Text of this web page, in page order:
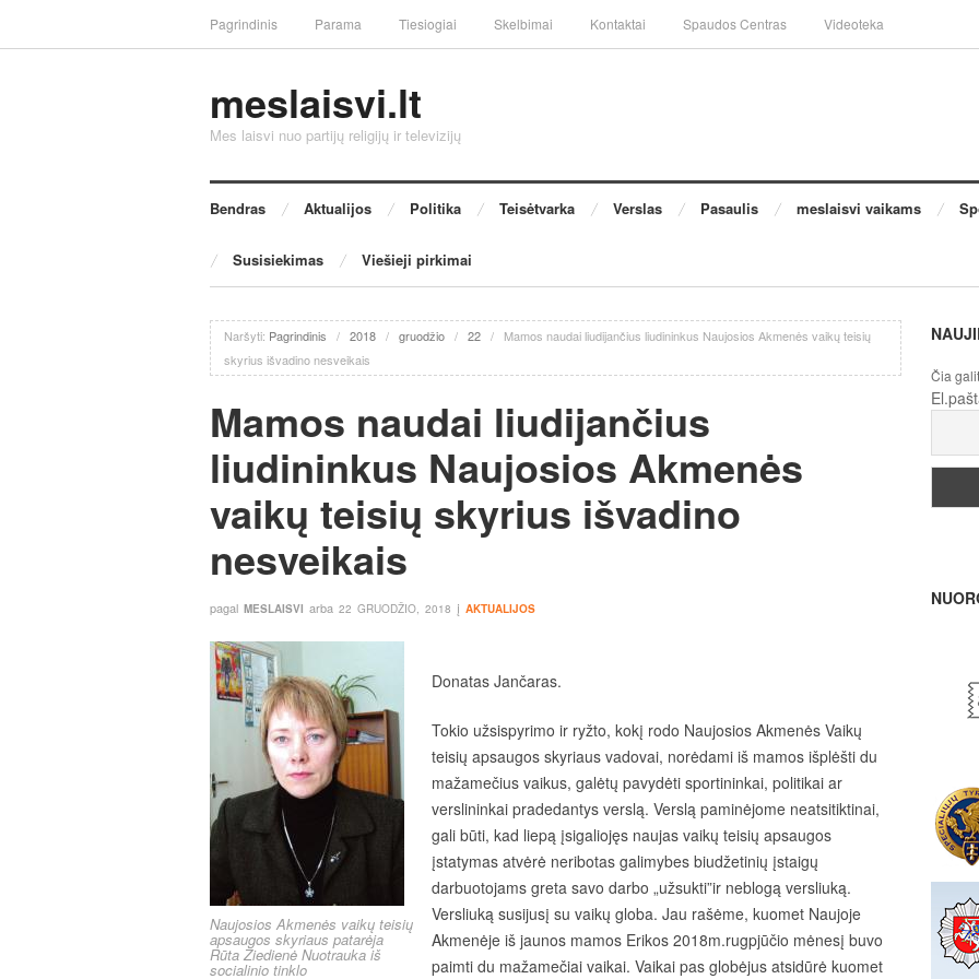
Pagrindinis Parama Tiesiogiai Skelbimai Kontaktai Spaudos Centras Videoteka
meslaisvi.lt
Mes laisvi nuo partijų religijų ir televizijų
Bendras Aktualijos Politika Teisėtvarka Verslas Pasaulis meslaisvi vaikams
Susisiekimas Viešieji pirkimai
Naršyti: Pagrindinis / 2018 / gruodžio / 22 /
Mamos naudai liudijančius liudininkus Naujosios Akmenės vaikų teisių
skyrius išvadino nesveikais
Mamos naudai liudijančius
liudininkus Naujosios Akmenės
vaikų teisių skyrius išvadino
nesveikais
pagal MESLAISVI arba 22 GRUODŽIO, 2018 į AKTUALIJOS
Naujosios Akmenės vaikų teisių
apsaugos skyriaus patarėja
Rūta Žiedienė Nuotrauka iš
socialinio tinklo
Donatas Jančaras.
Tokio užsispyrimo ir ryžto, kokį rodo Naujosios Akmenės Vaikų
teisių apsaugos skyriaus vadovai, norėdami iš mamos išplėšti du
mažamečius vaikus, galėtų pavydėti sportininkai, politikai ar
verslininkai pradedantys verslą. Verslą paminėjome neatsitiktinai,
gali būti, kad liepą įsigaliojęs naujas vaikų teisių apsaugos
įstatymas atvėrė neribotas galimybes biudžetinių įstaigų
darbuotojams greta savo darbo „užsukti”ir neblogą versliuką.
Versliuką susijusį su vaikų globa. Jau rašėme, kuomet Naujoje
Akmenėje iš jaunos mamos Erikos 2018m.rugpjūčio mėnesį buvo
paimti du mažamečiai vaikai. Vaikai pas globėjus atsidūrė kuomet
Čia